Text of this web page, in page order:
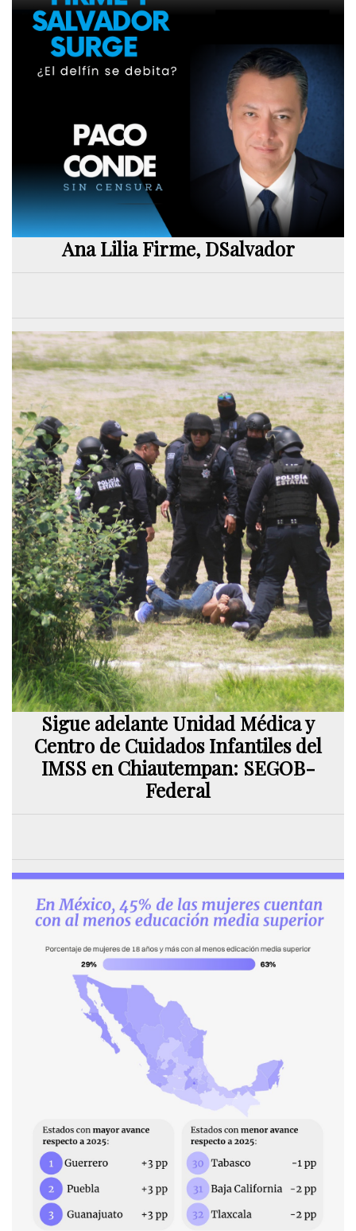
Ana Lilia Firme, DSalvador
Sigue adelante Unidad Médica y
Centro de Cuidados Infantiles del
IMSS en Chiautempan: SEGOB-
Federal